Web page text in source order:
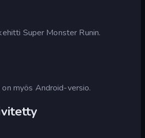
Super Monster Runin.
myös Android-versio.